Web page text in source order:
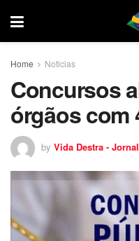
Home Noticias
Concursos
órgãos com
by Vida Destra -